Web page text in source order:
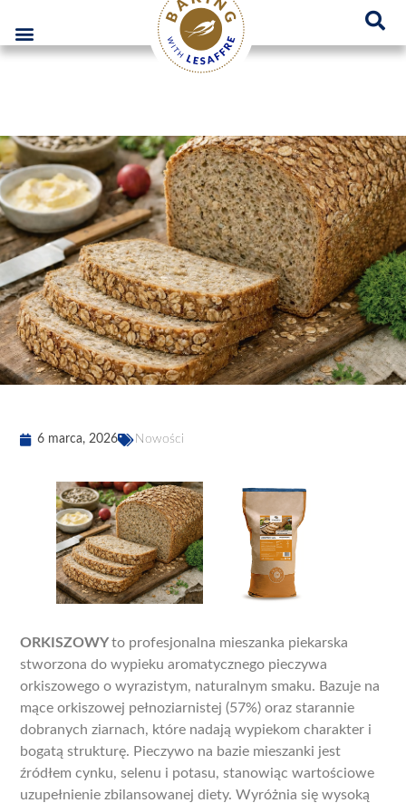
Lesaffre Polska – Miejsce innowacyjnych rozwiązań piekarniczych
GO
6 marca, 2026 Nowości
ORKISZOWYto profesjonalna mieszanka piekarska
stworzona do wypieku aromatycznego pieczywa
orkiszowego o wyrazistym, naturalnym smaku. Bazuje na
mące orkiszowej pełnoziarnistej (57%) oraz starannie
dobranych ziarnach, które nadają wypiekom charakter i
bogatą strukturę. Pieczywo na bazie mieszanki jest
źródłem cynku, selenu i potasu, stanowiąc wartościowe
uzupełnienie zbilansowanej diety. Wyróżnia się wysoką